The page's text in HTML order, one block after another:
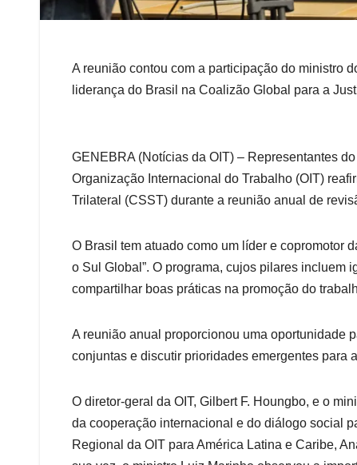
A reunião contou com a participação do ministro
liderança do Brasil na Coalizão Global para a
GENEBRA (Notícias da OIT) – Representantes
Organização Internacional do Trabalho (OIT)
Trilateral (CSST) durante a reunião anual de
O Brasil tem atuado como um líder e copromotor
o Sul Global”. O programa, cujos pilares incluem
compartilhar boas práticas na promoção do
A reunião anual proporcionou uma oportunidade
conjuntas e discutir prioridades emergentes para
O diretor-geral da OIT, Gilbert F. Houngbo, e o
da cooperação internacional e do diálogo social
Regional da OIT para América Latina e Caribe,